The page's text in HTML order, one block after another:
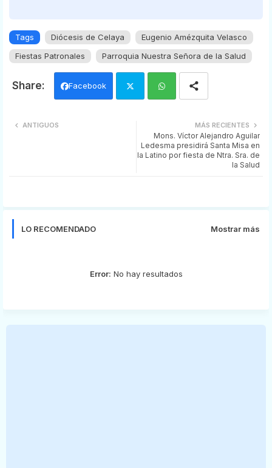
Tags Diócesis de Celaya
Eugenio Amézquita Velasco
Fiestas Patronales
Parroquia Nuestra Señora de la Salud
Facebook
ats
MÁS RECIENTES
Mons. Víctor Alejandro Aguilar
Ledesma presidirá Santa Misa en
la Latino por fiesta de Ntra. Sra. de
la Salud
ANTIGUOS
LO RECOMENDADO Mostrar más
Error: No hay resultados